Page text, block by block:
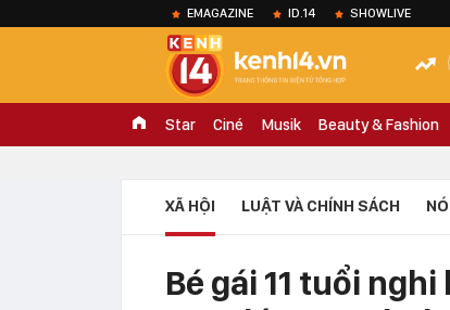
EMAGAZINE ID.14 SHOWLIVE
Star Ciné Musik Beauty & Fashion
XÃ HỘI LUẬT VÀ CHÍNH SÁCH
Bé gái 11 tuổi